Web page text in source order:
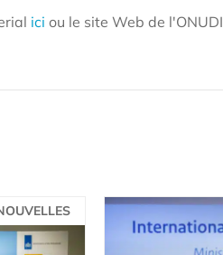
ici ou le site Web de l'ONUDI